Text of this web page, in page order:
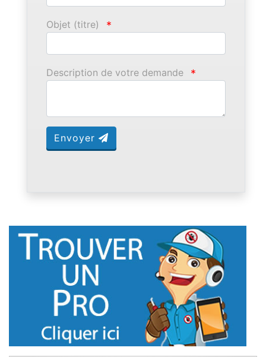
Objet (titre) *
Description de votre demande *
Envoyer